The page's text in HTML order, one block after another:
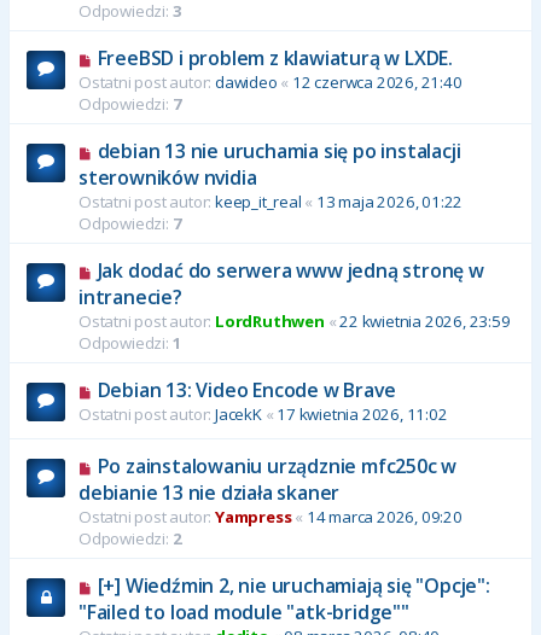
Odpowiedzi: 3
FreeBSD i problem z klawiaturą w LXDE.
Ostatni post autor: dawideo « 12 czerwca 2026, 21:40
Odpowiedzi: 7
debian 13 nie uruchamia się po instalacji
sterowników nvidia
Ostatni post autor: keep_it_real « 13 maja 2026, 01:22
Odpowiedzi: 7
Jak dodać do serwera www jedną stronę w
intranecie?
Ostatni post autor: LordRuthwen «22 kwietnia 2026, 23:59
Odpowiedzi: 1
Debian 13: Video Encode w Brave
Ostatni post autor: JacekK« 17 kwietnia 2026, 11:02
Po zainstalowaniu urządznie mfc250c w
debianie 13 nie działa skaner
Ostatni post autor: Yampress« 14 marca 2026, 09:20
Odpowiedzi: 2
[+] Wiedźmin 2, nie uruchamiają się "Opcje":
"Failed to load module "atk-bridge""